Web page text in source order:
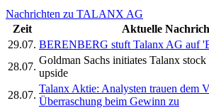
Nachrichten zu TALANX AG
Zeit
Aktuelle
29.07. BERENBERG stuft Talanx AG auf
28.07.
Goldman Sachs initiates Talanx
upside
28.07.
Talanx Aktie: Analysten trauen dem
Überraschung beim Gewinn zu